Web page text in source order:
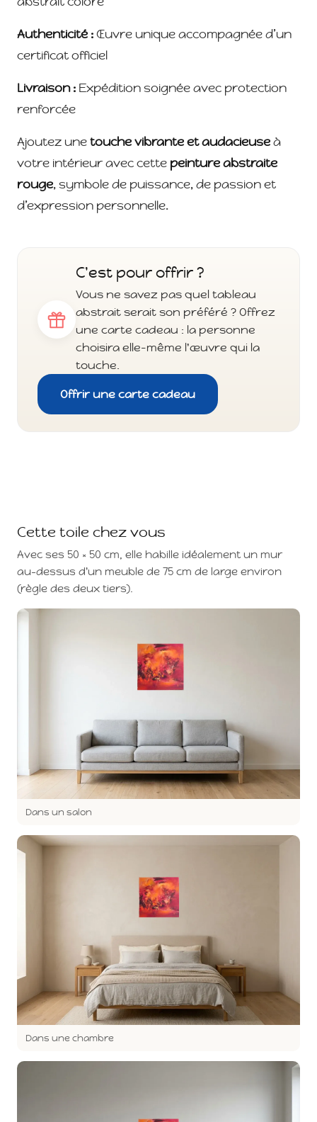
Authenticité :Œuvre unique accompagnée d’un
certificat officiel
Livraison : Expédition soignée avec protection
renforcée
Ajoutez unetouche vibrante et audacieuseà
votre intérieur avec cette peinture abstraite
rouge, symbole de puissance, de passion et
d’expression personnelle.
C'est pour offrir ?
Vous ne savez pas quel tableau
abstrait serait son préféré ? Offrez
une carte cadeau : la personne
choisira elle-même l'œuvre qui la
touche.
Offrir une carte cadeau
Cette toile chez vous
Avec ses 50 × 50 cm, elle habille idéalement un mur
au-dessus d'un meuble de 75 cm de large environ
(règle des deux tiers).
Dans un salon
Dans une chambre